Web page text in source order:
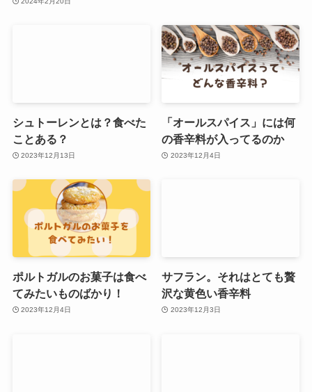
シュトーレンとは？食べた
ことある？
2023年12月13日
「オールスパイス」には何
の香辛料が入ってるのか
2023年12月4日
ポルトガルのお菓子は食べ
てみたいものばかり！
2023年12月4日
サフラン。それはとても贅
沢な黄色い香辛料
2023年12月3日